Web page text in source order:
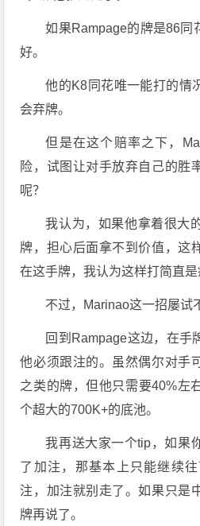
如果Rampage的牌是86同
好。
他的K8同花唯一能打的情
会弃牌。
但是在这个赔率之下，
险，试图让对手放弃自己的胜
呢？
我认为，如果他拿着很大
牌，担心后面拿不到价值，这
在这手牌，我认为这样打简直是
不过，Marinao这一招屡试
回到Rampage这边，在手
他必须跟注的。虽然偶尔对手
之类的牌，但他只需要40%左
个超大的700K+的底池。
我再送大家一个tip，如果
了加注，那基本上只能继续
注，加注就别走了。如果只是
牌再说了。